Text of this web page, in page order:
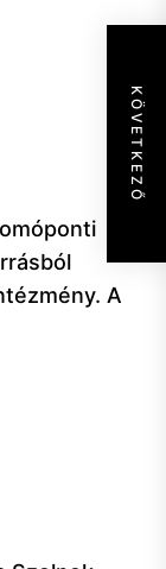
KÖVETKEZŐ
A